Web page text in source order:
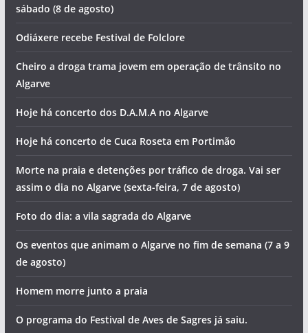
sábado (8 de agosto)
Odiáxere recebe Festival de Folclore
Cheiro a droga trama jovem em operação de trânsito no
Algarve
Hoje há concerto dos D.A.M.A no Algarve
Hoje há concerto de Cuca Roseta em Portimão
Morte na praia e detenções por tráfico de droga. Vai ser
assim o dia no Algarve (sexta-feira, 7 de agosto)
Foto do dia: a vila sagrada do Algarve
Os eventos que animam o Algarve no fim de semana (7 a 9
de agosto)
Homem morre junto a praia
O programa do Festival de Aves de Sagres já saiu.